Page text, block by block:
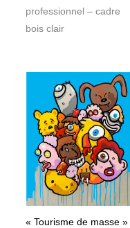
professionnel – cadre
bois clair
« Tourisme de masse »